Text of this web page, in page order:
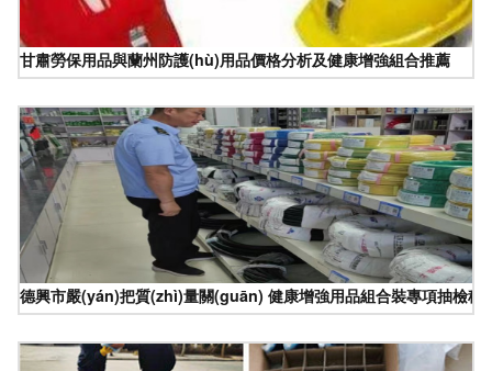
甘肅勞保用品與蘭州防護(hù)用品價格分析及健康增強組合推薦
德興市嚴(yán)把質(zhì)量關(guān) 健康增強用品組合裝專項抽檢